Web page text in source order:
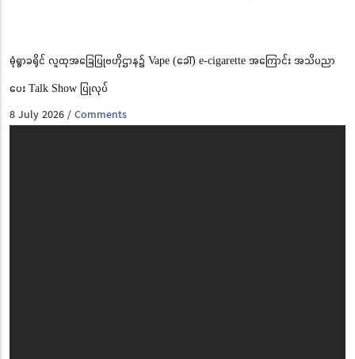
မုံရွာခရိုင် လူထုအခြေပြုဗဟိုဌာန၌ Vape (ခေါ်) e-cigarette အကြောင်း အသိပညာ
ပေး Talk Show ပြုလုပ်
8 July 2026/Comments